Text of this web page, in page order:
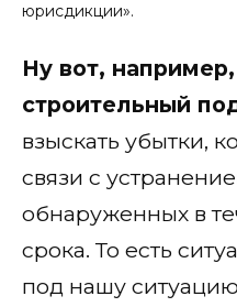
юрисдикции».
Ну вот,
строительный
взыскать убытки,
связи с
обнаруженных в
срока. То есть
под нашу